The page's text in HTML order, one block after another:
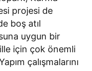
projesi de
boş atıl
uygun bir
için çok önemli
çalışmalarını